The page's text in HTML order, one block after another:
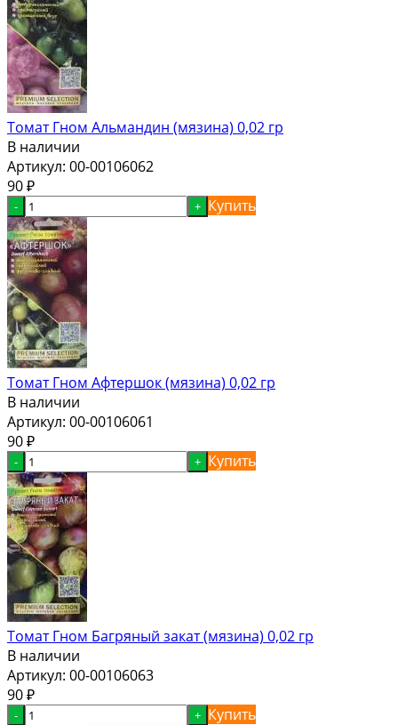
Томат Гном Альмандин (мязина) 0,02 гр
В наличии
Артикул: 00-00106062
90 ₽
- + Купить
Томат Гном Афтершок (мязина) 0,02 гр
В наличии
Артикул: 00-00106061
90 ₽
- + Купить
Томат Гном Багряный закат (мязина) 0,02 гр
В наличии
Артикул: 00-00106063
90 ₽
- + Купить